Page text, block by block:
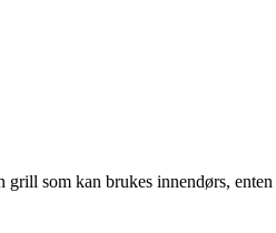
som kan brukes innendørs,